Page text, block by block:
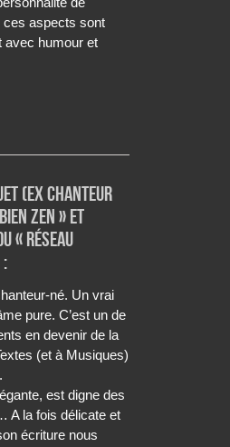
ces aspects sont
avec humour et
(ex chanteur
zen » et
« réseau
né. Un vrai
pure. C’est un de
en devenir de la
(et à Musiques)
est digne des
A la fois délicate et
écriture nous